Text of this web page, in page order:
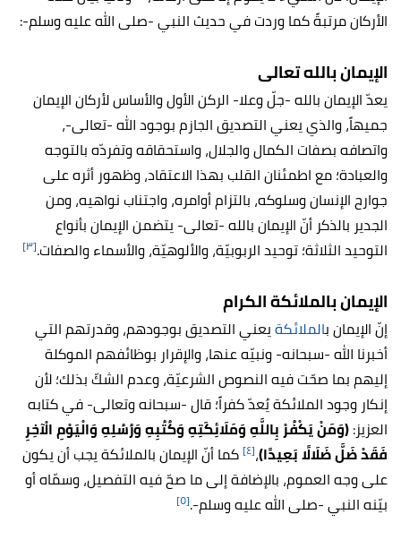
الأركان مرتبةً كما وردت في حديث النبي -صلى الله عليه وسلم-:
الإيمان بالله تعالى
يعدّ الإيمان بالله -جلّ وعلا- الركن الأول والأساس لأركان الإيمان
جميهاً، والذي يعني التصديق الجازم بوجود الله -تعالى-،
واتصافه بصفات الكمال والجلال، واستحقاقه وتفردّه بالتوجه
والعبادة؛ مع اطمئنان القلب بهذا الاعتقاد، وظهور أثره على
جوارح الإنسان وسلوكه، بالتزام أوامره، واجتناب نواهيه، ومن
الجدير بالذكر أنّ الإيمان بالله -تعالى- يتضمن الإيمان بأنواع
التوحيد الثلاثة؛ توحيد الربوبيّة، والألوهيّة، والأسماء والصفات.[٣]
الإيمان بالملائكة الكرام
إنّ الإيمان بالملائكةيعني التصديق بوجودهم، وقدرتهم التي
أخبرنا الله -سبحانه- ونبيّه عنها، والإقرار بوظائفهم الموكلة
إليهم بما صحّت فيه النصوص الشرعيّة، وعدم الشكّ بذلك؛ لأن
إنكار وجود الملائكة يُعدّ كفراً؛ قال -سبحانه وتعالى- في كتابه
العزيز:(وَمَنْ يَكْفُرْ بِاللَّهِ وَمَلَائِكَتِهِ وَكُتُبِهِ وَرُسُلِهِ وَالْيَوْمِ الْآخِرِ
فَقَدْ ضَلَّ ضَلَالًا بَعِيدًا)،[٤]
كما أنّ الإيمان بالملائكة يجب أن يكون
على وجه العموم، بالإضافة إلى ما صحّ فيه التفصيل، وسمّاه أو
بيّنه النبي -صلى الله عليه وسلم-.[٥]